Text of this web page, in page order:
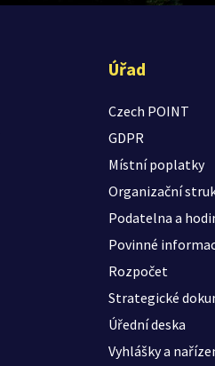
Úřad
Czech POINT
GDPR
Místní poplatky
Organizační
Podatelna a
Povinné
Rozpočet
Strategické
Úřední deska
Vyhlášky a